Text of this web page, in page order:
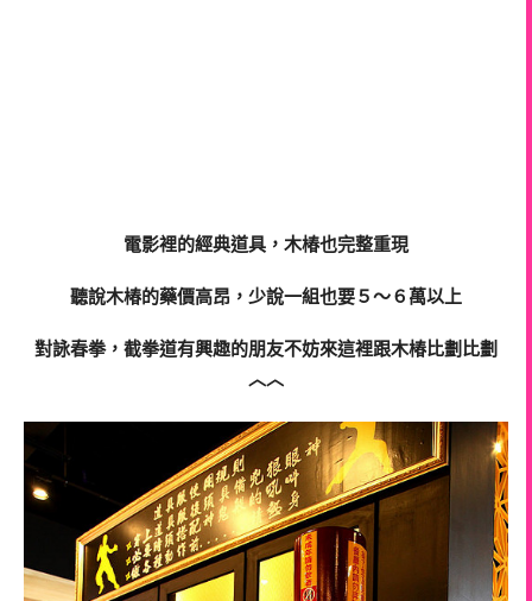
電影裡的經典道具，木椿也完整重現
聽說木椿的藥價高昂，少說一組也要５～６萬以上
對詠春拳，截拳道有興趣的朋友不妨來這裡跟木椿比劃比劃
︿︿